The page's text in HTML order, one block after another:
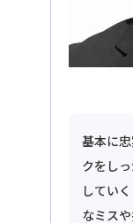
基本に
クをし
してい
なミス